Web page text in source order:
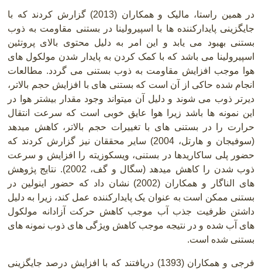
در همین راستا، مالیک و همکاران (2013) گزارش کردند که با
جایگزینی پایدارکننده ها با اسپیرولینا در بستنی مقاومت به ذوب
بستنی بهبود می یابد و این امر به دلیل محتوی بالای پروتئین
اسپیرولینا می باشد که با کمک کردن به پایدار شدن مولکول های
هوا موجب افزایش مقاومت به ذوب بستنی می گردد. مطالعات
انجام شده حاکی از آن است که بستنی های با افزایش حجم بالاتر،
دیرتر ذوب می شوند و دلیل آن میتواند وجود مقدار بیشتر هوا در
این نمونه ها باشد زیرا هوا عایق خوبی است که سرعت انتقال
حرارت را در بستنی های با تغییرات حجم بالاتر، کاهش میدهد
(سوفیجان و هارتل، 2004) سایر محققان نیز گزارش کردند که
حضور پلی ساکاریدها در بستنی، ویسکوزیته را افزایش و سرعت
ذوب شدن را کاهش میدهد (سگال و گف، 2002). نتایج پژوهش
های الناگار و همکاران (2002) نشان داد که حضور اینولین در
بستنی ممکن است به عنوان یک پایدارکننده عمل کند، زیرا به دلیل
داشتن ظرفیت جذب آب موجب کاهش حرکت آزادانه مولکول
های آب شده و در نتیجه موجب کاهش ویژگی های ذوب نمونه های
بستنی شده است.
فرجی و همکاران (1393) دریافتند که با افزایش درصد جایگزینی